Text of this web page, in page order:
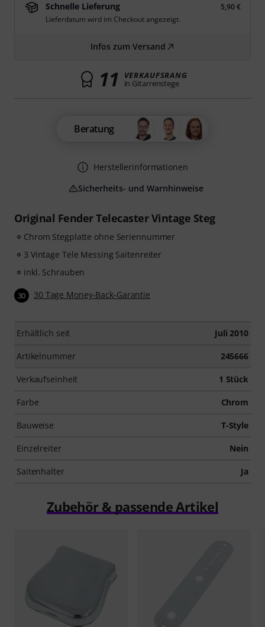
Original Fender Telecaster Vintage Steg
Chrom Stegplatte ohne Seriennummer
3 Vintage Tele Messing Saitenreiter
inkl. Schrauben
30 30 Tage Money-Back-Garantie
Erhältlich seit Juli 2010
Artikelnummer 245666
Verkaufseinheit 1 Stück
Farbe Chrom
Bauweise T-Style
Einzelreiter Nein
Saitenhalter Ja
Schnelle Lieferung
5,90 €
Lieferdatum wird im Checkout angezeigt.
Infos zum Versand
11 VERKAUFSRANG
in Gitarrenstege
Beratung
Herstellerinformationen
Sicherheits- und Warnhinweise
Zubehör & passende Artikel